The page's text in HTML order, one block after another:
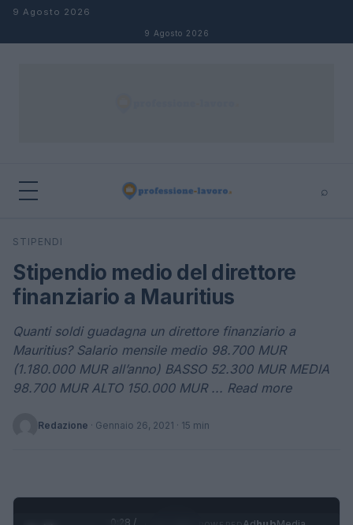
Salta al contenuto
9 Agosto 2026
9 Agosto 2026
⌕
Cerca
STIPENDI
Stipendio medio del direttore
finanziario a Mauritius
Quanti soldi guadagna un direttore finanziario a
Mauritius? Salario mensile medio 98.700 MUR
(1.180.000 MUR all’anno) BASSO 52.300 MUR MEDIA
98.700 MUR ALTO 150.000 MUR ... Read more
Redazione · Gennaio 26, 2021 · 15 min
0:29 /